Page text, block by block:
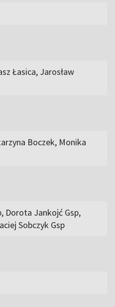
Łasica, Jarosław
Boczek, Monika
Dorota Jankojć Gsp,
Sobczyk Gsp